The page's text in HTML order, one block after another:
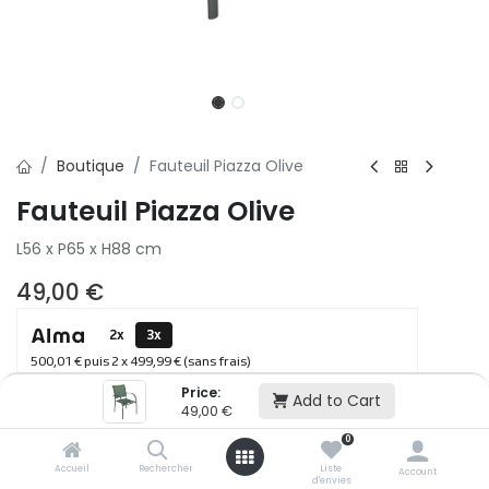
Price:
49,00 € Add to Cart
Accueil Rechercher
0
Liste
d'envies
Account
Boutique Fauteuil Piazza Olive
Fauteuil Piazza Olive
L56 x P65 x H88 cm
49,00 €
2x
3x
500,01 € puis 2 x 499,99 € (sans frais)
Ajouter au panier